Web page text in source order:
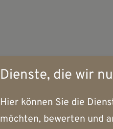
Dienste, die wir
Hier können Sie die
möchten, bewerten und